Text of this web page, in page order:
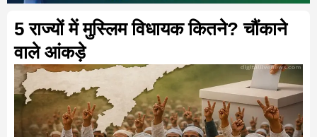
5 राज्यों में मुस्लिम विधायक कितने? चौंकाने
वाले आंकड़े